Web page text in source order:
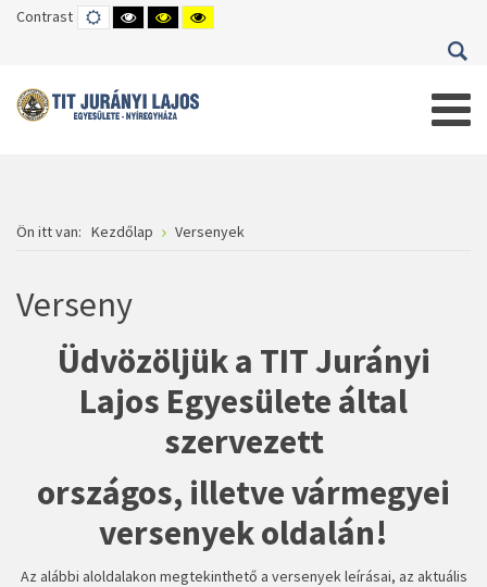
Contrast DEFAULT
MODE
HIGH
CONTRAST
HIGH
CONTRAST
HIGH
CONTRAST
Ön itt van: Kezdőlap Versenyek
Verseny
Üdvözöljük a TIT Jurányi
Lajos Egyesülete által
szervezett
országos, illetve vármegyei
versenyek oldalán!
Az alábbi aloldalakon megtekinthető a versenyek leírásai, az aktuális